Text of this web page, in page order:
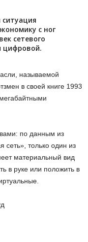
с ног
сетевого
цифровой.
называемой
в своей книге 1993
по данным из
сеть», только один из
материальный вид
в руке или положить в